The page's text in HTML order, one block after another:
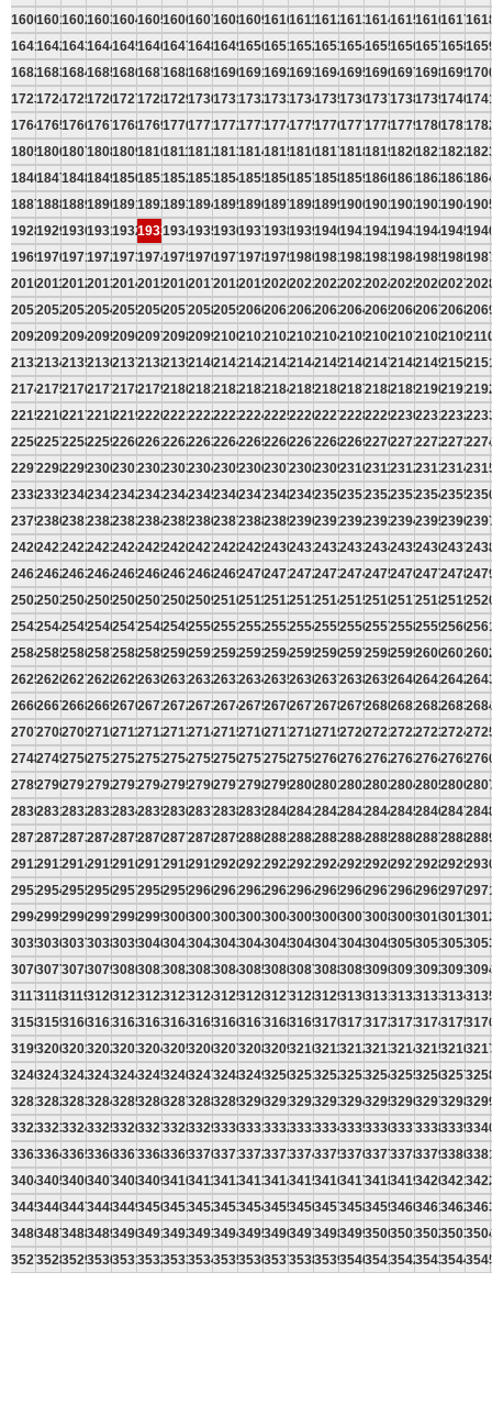
160016011602160316041605160616071608160916101611161216131614161516161617
164116421643164416451646164716481649165016511652165316541655165616571658
168216831684168516861687168816891690169116921693169416951696169716981699
172317241725172617271728172917301731173217331734173517361737173817391740
176417651766176717681769177017711772177317741775177617771778177917801781
180518061807180818091810181118121813181418151816181718181819182018211822
184618471848184918501851185218531854185518561857185818591860186118621863
188718881889189018911892189318941895189618971898189919001901190219031904
192819291930193119321933193419351936193719381939194019411942194319441945
196919701971197219731974197519761977197819791980198119821983198419851986
201020112012201320142015201620172018201920202021202220232024202520262027
205120522053205420552056205720582059206020612062206320642065206620672068
209220932094209520962097209820992100210121022103210421052106210721082109
213321342135213621372138213921402141214221432144214521462147214821492150
217421752176217721782179218021812182218321842185218621872188218921902191
221522162217221822192220222122222223222422252226222722282229223022312232
225622572258225922602261226222632264226522662267226822692270227122722273
229722982299230023012302230323042305230623072308230923102311231223132314
233823392340234123422343234423452346234723482349235023512352235323542355
237923802381238223832384238523862387238823892390239123922393239423952396
242024212422242324242425242624272428242924302431243224332434243524362437
246124622463246424652466246724682469247024712472247324742475247624772478
250225032504250525062507250825092510251125122513251425152516251725182519
254325442545254625472548254925502551255225532554255525562557255825592560
258425852586258725882589259025912592259325942595259625972598259926002601
262526262627262826292630263126322633263426352636263726382639264026412642
266626672668266926702671267226732674267526762677267826792680268126822683
270727082709271027112712271327142715271627172718271927202721272227232724
274827492750275127522753275427552756275727582759276027612762276327642765
278927902791279227932794279527962797279827992800280128022803280428052806
283028312832283328342835283628372838283928402841284228432844284528462847
287128722873287428752876287728782879288028812882288328842885288628872888
291229132914291529162917291829192920292129222923292429252926292729282929
295329542955295629572958295929602961296229632964296529662967296829692970
299429952996299729982999300030013002300330043005300630073008300930103011
303530363037303830393040304130423043304430453046304730483049305030513052
307630773078307930803081308230833084308530863087308830893090309130923093
311731183119312031213122312331243125312631273128312931303131313231333134
315831593160316131623163316431653166316731683169317031713172317331743175
319932003201320232033204320532063207320832093210321132123213321432153216
324032413242324332443245324632473248324932503251325232533254325532563257
328132823283328432853286328732883289329032913292329332943295329632973298
332233233324332533263327332833293330333133323333333433353336333733383339
336333643365336633673368336933703371337233733374337533763377337833793380
340434053406340734083409341034113412341334143415341634173418341934203421
344534463447344834493450345134523453345434553456345734583459346034613462
348634873488348934903491349234933494349534963497349834993500350135023503
352735283529353035313532353335343535353635373538353935403541354235433544